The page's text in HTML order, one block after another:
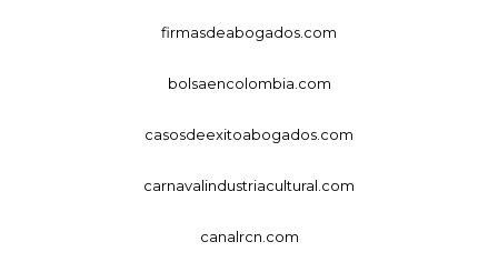
firmasdeabogados.com
bolsaencolombia.com
casosdeexitoabogados.com
carnavalindustriacultural.com
canalrcn.com